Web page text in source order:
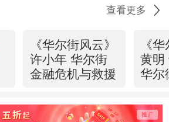
查看更多
《华尔街风云》
许小年 华尔街
金融危机与救援
《
黄明
华尔